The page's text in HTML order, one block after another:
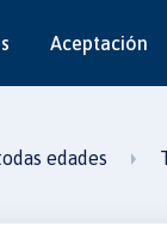
Aceptación
edades